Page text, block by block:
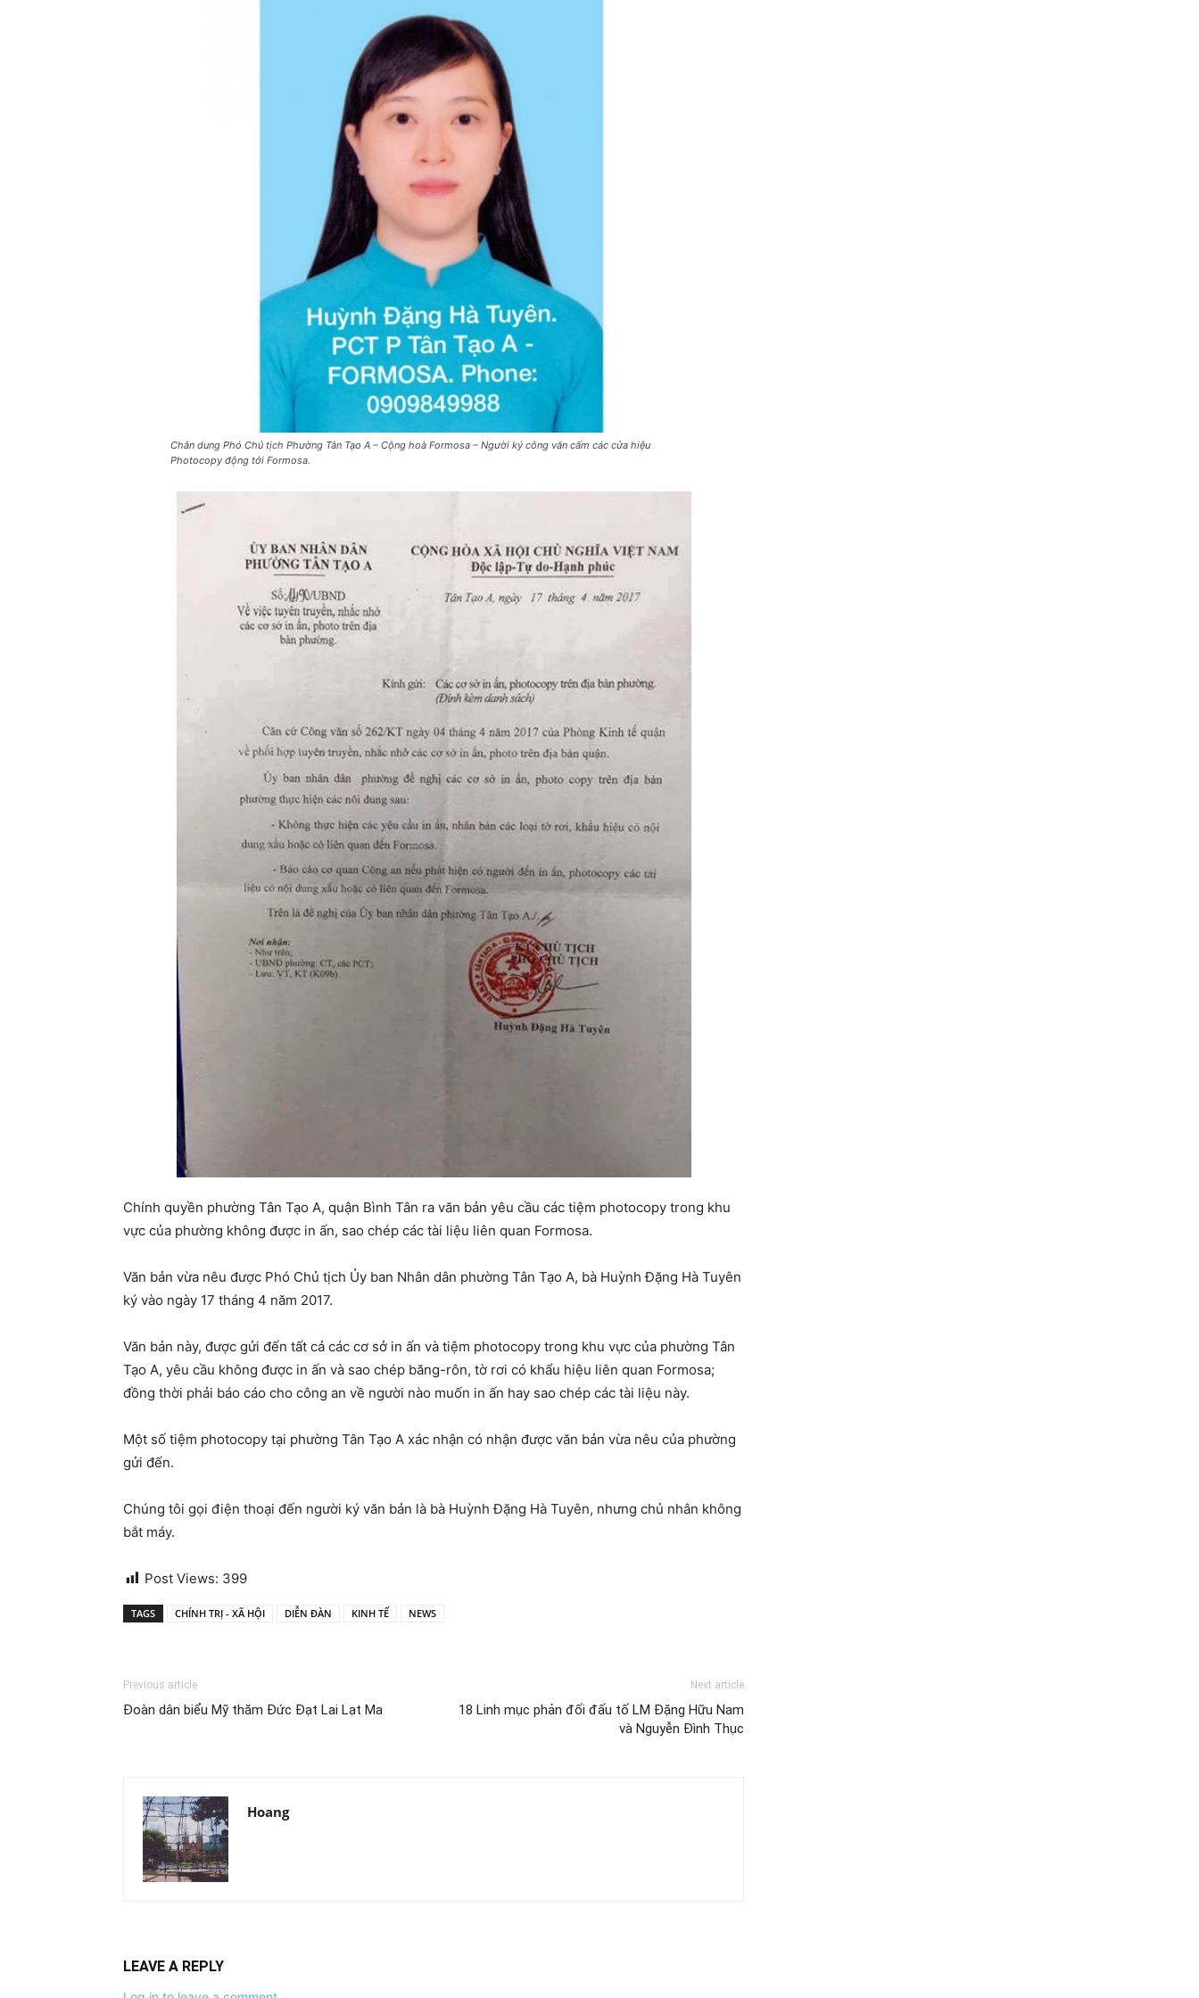
Chân dung Phó Chủ tịch Phường Tân Tạo A – Cộng hoà Formosa – Người ký công văn cấm các cửa hiệu
Photocopy động tới Formosa.
Chính quyền phường Tân Tạo A, quận Bình Tân ra văn bản yêu cầu các tiệm photocopy trong khu
vực của phường không được in ấn, sao chép các tài liệu liên quan Formosa.
Văn bản vừa nêu được Phó Chủ tịch Ủy ban Nhân dân phường Tân Tạo A, bà Huỳnh Đặng Hà Tuyên
ký vào ngày 17 tháng 4 năm 2017.
Văn bản này, được gửi đến tất cả các cơ sở in ấn và tiệm photocopy trong khu vực của phường Tân
Tạo A, yêu cầu không được in ấn và sao chép băng-rôn, tờ rơi có khẩu hiệu liên quan Formosa;
đồng thời phải báo cáo cho công an về người nào muốn in ấn hay sao chép các tài liệu này.
Một số tiệm photocopy tại phường Tân Tạo A xác nhận có nhận được văn bản vừa nêu của phường
gửi đến.
Chúng tôi gọi điện thoại đến người ký văn bản là bà Huỳnh Đặng Hà Tuyên, nhưng chủ nhân không
bắt máy.
Post Views: 399
TAGS CHÍNH TRỊ - XÃ HỘI DIỄN ĐÀN KINH TẾ NEWS
Previous article
Đoàn dân biểu Mỹ thăm Đức Đạt Lai Lạt Ma
Next article
18 Linh mục phản đối đấu tố LM Đặng Hữu Nam
và Nguyễn Đình Thục
Hoang
LEAVE A REPLY